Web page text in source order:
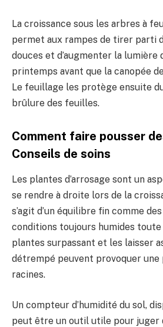
La croissance sous les arbres à
permet aux rampes de tirer parti
douces et d’augmenter la lumière
printemps avant que la canopée
Le feuillage les protège ensuite
brûlure des feuilles.
Comment faire pousser
Conseils de soins
Les plantes d’arrosage sont un
se rendre à droite lors de la
s’agit d’un équilibre fin comme
conditions toujours humides toute
plantes surpassant et les laisser
détrempé peuvent provoquer
racines.
Un compteur d’humidité du sol,
peut être un outil utile pour juger